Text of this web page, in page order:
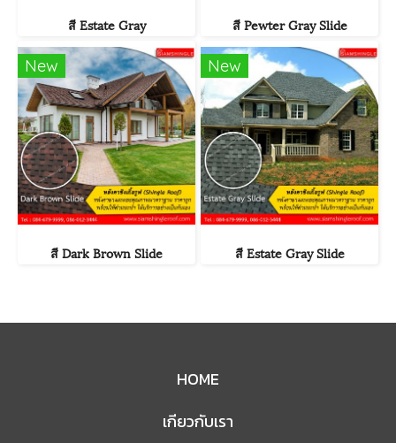
สี Estate Gray สี Pewter Gray Slide
New
สี Dark Brown Slide
New
สี Estate Gray Slide
HOME
เกียวกับเรา